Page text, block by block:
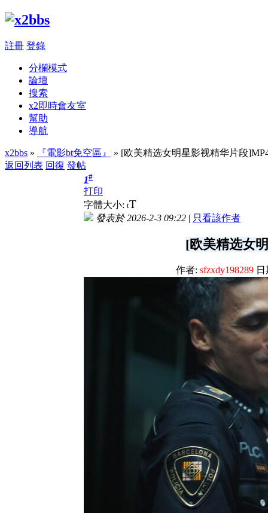
註冊 登錄
分欄模式
論壇
搜索
x2即時會友室
幫助
導航
x2bbs » 『電影bt免空區』
» [欧美精选女明星影视精华片段
返回列表 回復 發帖
1#
打印
字體大小: tT
發表於 2026-2-3 09:22 | 只看該作者
[欧美精选女
作者: sfzxdy198289